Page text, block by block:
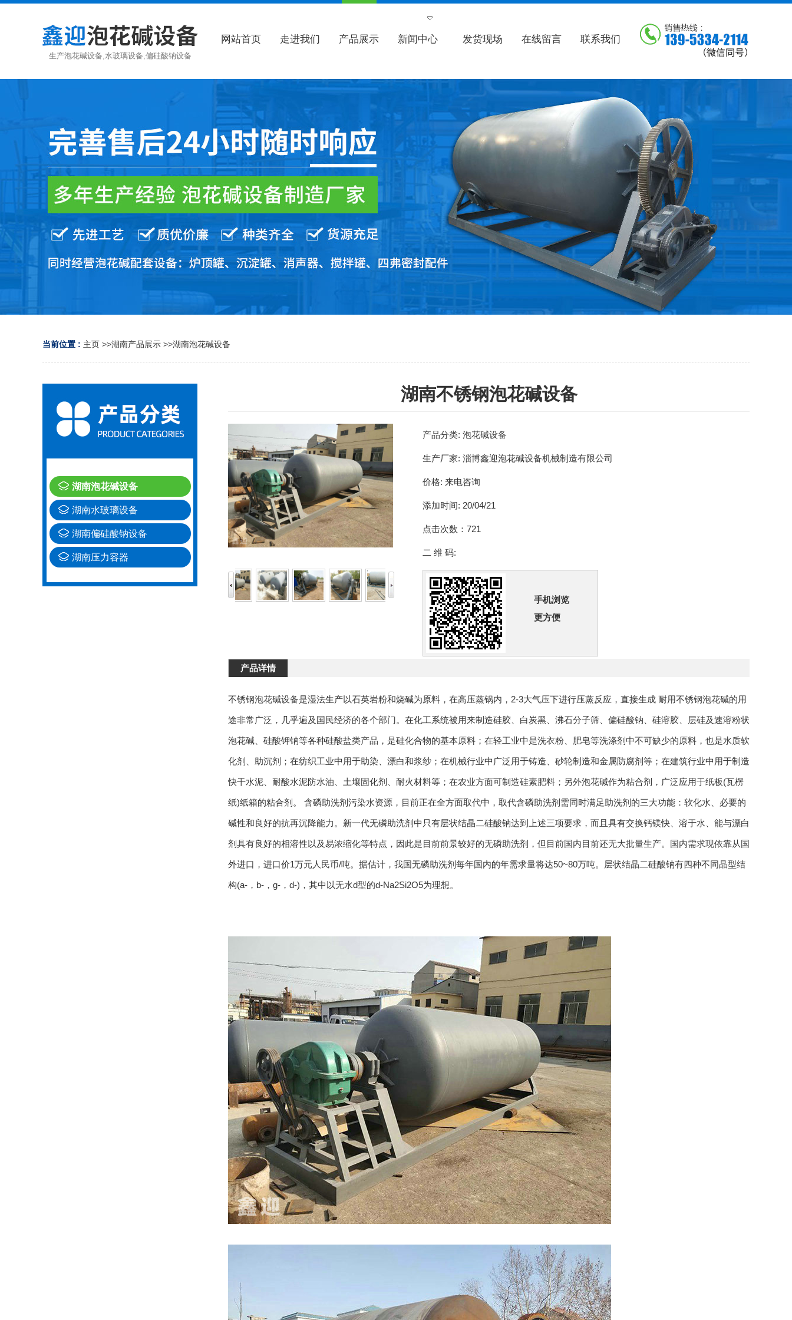
生产泡花碱设备,水玻璃设备,偏硅酸钠设备
网站首页 走进我们 产品展示 新闻中心 发货现场 在线留言 联系我们
当前位置 : 主页 >>湖南产品展示 >>湖南泡花碱设备
湖南泡花碱设备
湖南水玻璃设备
湖南偏硅酸钠设备
湖南压力容器
湖南不锈钢泡花碱设备
产品分类: 泡花碱设备
生产厂家: 淄博鑫迎泡花碱设备机械制造有限公司
价格: 来电咨询
添加时间: 20/04/21
点击次数： 721
二 维 码:
手机浏览
更方便
产品详情
不锈钢泡花碱设备是湿法生产以石英岩粉和烧碱为原料，在高压蒸锅内，2-3大气压下进行压蒸反应，直接生成 耐用不锈钢泡花碱的用
途非常广泛，几乎遍及国民经济的各个部门。在化工系统被用来制造硅胶、白炭黑、沸石分子筛、偏硅酸钠、硅溶胶、层硅及速溶粉状
泡花碱、硅酸钾钠等各种硅酸盐类产品，是硅化合物的基本原料；在轻工业中是洗衣粉、肥皂等洗涤剂中不可缺少的原料，也是水质软
化剂、助沉剂；在纺织工业中用于助染、漂白和浆纱；在机械行业中广泛用于铸造、砂轮制造和金属防腐剂等；在建筑行业中用于制造
快干水泥、耐酸水泥防水油、土壤固化剂、耐火材料等；在农业方面可制造硅素肥料；另外泡花碱作为粘合剂，广泛应用于纸板(瓦楞
纸)纸箱的粘合剂。 含磷助洗剂污染水资源，目前正在全方面取代中，取代含磷助洗剂需同时满足助洗剂的三大功能：软化水、必要的
碱性和良好的抗再沉降能力。新一代无磷助洗剂中只有层状结晶二硅酸钠达到上述三项要求，而且具有交换钙镁快、溶于水、能与漂白
剂具有良好的相溶性以及易浓缩化等特点，因此是目前前景较好的无磷助洗剂，但目前国内目前还无大批量生产。国内需求现依靠从国
外进口，进口价1万元人民币/吨。据估计，我国无磷助洗剂每年国内的年需求量将达50~80万吨。层状结晶二硅酸钠有四种不同晶型结
构(a-，b-，g-，d-)，其中以无水d型的d-Na2Si2O5为理想。